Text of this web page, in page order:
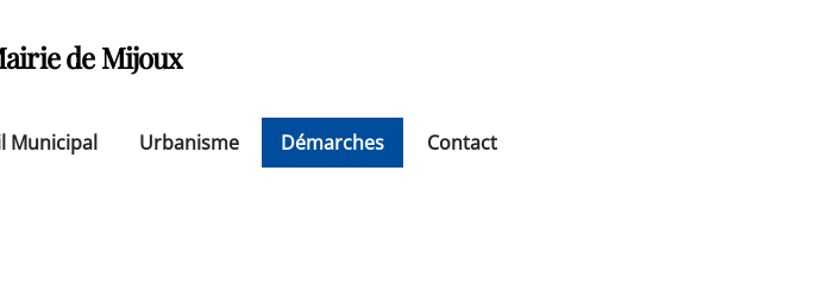
de Mijoux
Municipal Urbanisme Démarches Contact